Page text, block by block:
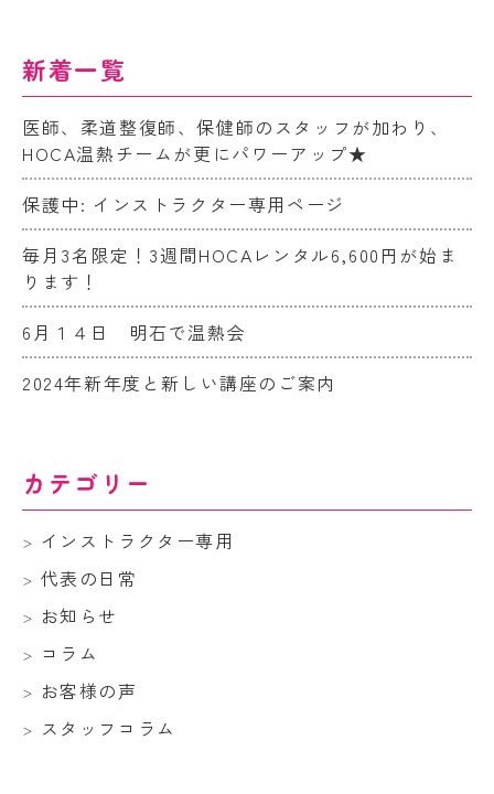
新着一覧
医師、柔道整復師、保健師のスタッフが加わり、
HOCA温熱チームが更にパワーアップ★
保護中: インストラクター専用ページ
毎月3名限定！3週間HOCAレンタル6,600円が始ま
ります！
6月１４日 明石で温熱会
2024年新年度と新しい講座のご案内
カテゴリー
インストラクター専用
代表の日常
お知らせ
コラム
お客様の声
スタッフコラム